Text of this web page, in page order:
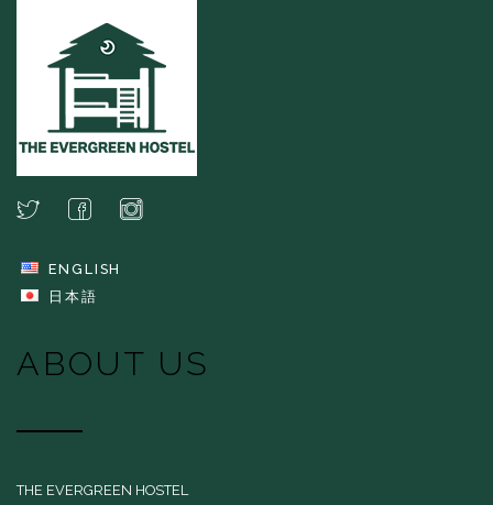
ENGLISH
日本語
ABOUT US
THE EVERGREEN HOSTEL